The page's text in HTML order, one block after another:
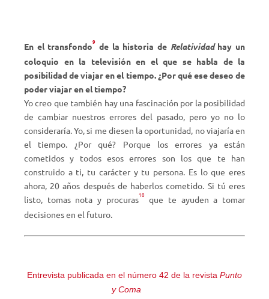
En el transfondo9 de la historia de Relatividadhay un
coloquio en la televisión en el que se habla de la
posibilidad de viajar en el tiempo. ¿Por qué ese deseo de
poder viajar en el tiempo?
Yo creo que también hay una fascinación por la posibilidad
de cambiar nuestros errores del pasado, pero yo no lo
consideraría. Yo, si me diesen la oportunidad, no viajaría en
el tiempo. ¿Por qué? Porque los errores ya están
cometidos y todos esos errores son los que te han
construido a ti, tu carácter y tu persona. Es lo que eres
ahora, 20 años después de haberlos cometido. Si tú eres
listo, tomas nota y procuras10 que te ayuden a tomar
decisiones en el futuro.
Entrevista publicada en el número 42 de la revista Punto
y Coma